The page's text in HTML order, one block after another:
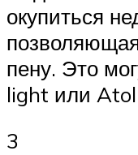
окупиться
пену. Это
light или
3